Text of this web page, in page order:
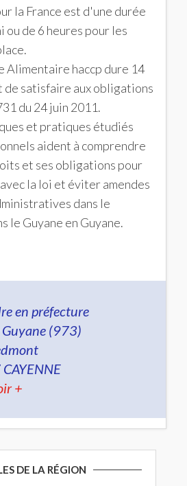
la France est d'une durée
ou de 6 heures pour les
Alimentaire haccp dure 14
de satisfaire aux obligations
du 24 juin 2011.
et pratiques étudiés
aident à comprendre
et ses obligations pour
la loi et éviter amendes
dans le
le Guyane en Guyane.
en préfecture
Guyane (973)
+
DE LA RÉGION